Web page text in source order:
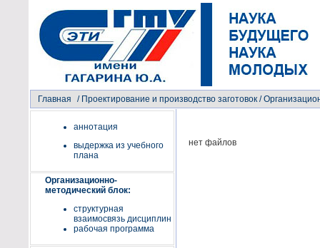
Главная / Проектирование и производство заготовок /
аннотация
выдержка из учебного
плана
Организационно-
методический блок:
структурная
взаимосвязь дисциплин
рабочая программа
нет файлов